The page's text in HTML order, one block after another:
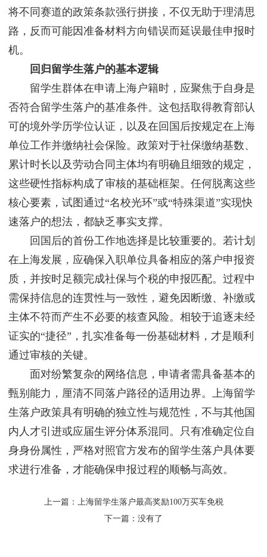
将不同赛道的政策条款强行拼接，不仅无助于理清思
路，反而可能因准备材料方向错误而延误最佳申报时
机。
回归留学生落户的基本逻辑
留学生群体在申请上海户籍时，应聚焦于自身是
否符合留学生落户的基准条件。这包括取得教育部认
可的境外学历学位认证，以及在回国后按规定在上海
单位工作并缴纳社会保险。政策对于社保缴纳基数、
累计时长以及劳动合同主体均有明确且细致的规定，
这些硬性指标构成了审核的基础框架。任何脱离这些
核心要素，试图通过“名校光环”或“特殊渠道”实现快
速落户的想法，都缺乏事实支撑。
回国后的首份工作地选择是比较重要的。若计划
在上海发展，应确保入职单位具备相应的落户申报资
质，并按时足额完成社保与个税的申报匹配。过程中
需保持信息的连贯性与一致性，避免因断缴、补缴或
主体不符而产生不必要的核查风险。相较于追逐未经
证实的“捷径”，扎实准备每一份基础材料，才是顺利
通过审核的关键。
面对纷繁复杂的网络信息，申请者需具备基本的
甄别能力，厘清不同落户路径的适用边界。上海留学
生落户政策具有明确的独立性与规范性，不与其他国
内人才引进或应届生评分体系混同。只有准确定位自
身身份属性，严格对照官方发布的留学生落户具体要
求进行准备，才能确保申报过程的顺畅与高效。
上一篇：
上海留学生落户最高奖励100万买车免税
下一篇：没有了